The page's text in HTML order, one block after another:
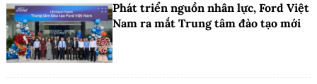
Phát triển nguồn nhân lực, Ford Việt
Nam ra mắt Trung tâm đào tạo mới